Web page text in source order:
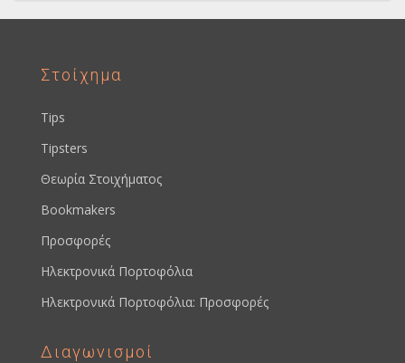
Στοίχημα
Tips
Tipsters
Θεωρία Στοιχήματος
Bookmakers
Προσφορές
Ηλεκτρονικά Πορτοφόλια
Ηλεκτρονικά Πορτοφόλια: Προσφορές
Διαγωνισμοί